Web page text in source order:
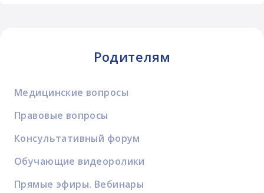
Родителям
Медицинские вопросы
Правовые вопросы
Консультативный форум
Обучающие видеоролики
Прямые эфиры. Вебинары